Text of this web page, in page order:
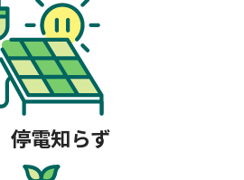
停電知らず